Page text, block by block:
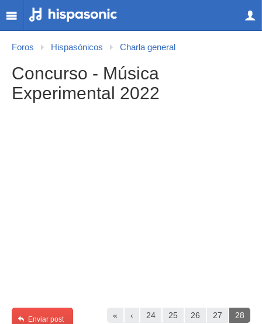
Foros Hispasónicos Charla general
Concurso - Música
Experimental 2022
« ‹ 24 25 26 27 28
Enviar post